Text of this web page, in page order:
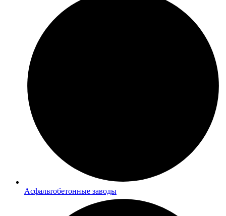
Асфальтобетонные заводы